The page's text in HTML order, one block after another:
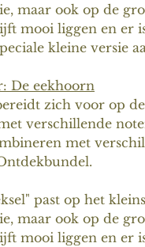
maar ook op de
mooi liggen en er
kleine versie
De eekhoorn
zich voor op
verschillende
met
past op het
maar ook op de
mooi liggen en er